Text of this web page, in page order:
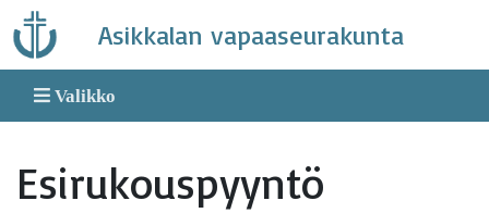
Skip
to
content
Asikkalan vapaaseurakunta
Valikko
Esirukouspyyntö